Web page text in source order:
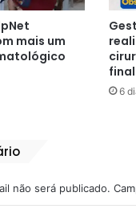
mais um
6
não será publicado.